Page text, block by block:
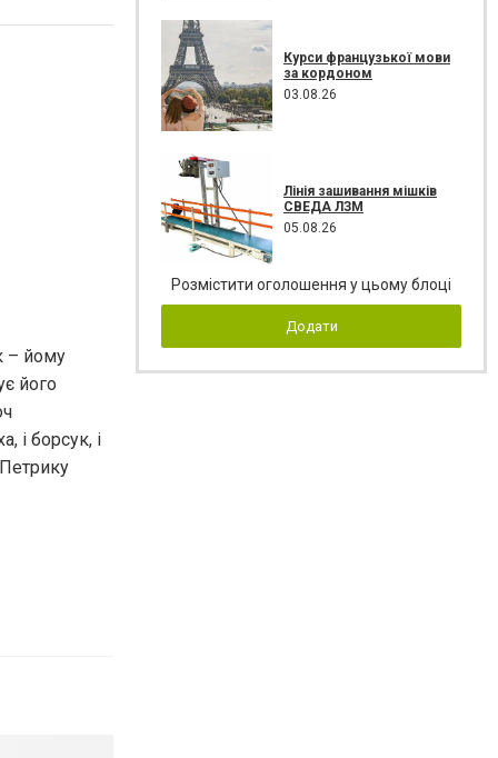
– йому
його
і борсук, і
Курси французької мови
за кордоном
03.08.26
Лінія зашивання мішків
СВЕДА ЛЗМ
05.08.26
Розмістити оголошення у цьому блоці
Додати